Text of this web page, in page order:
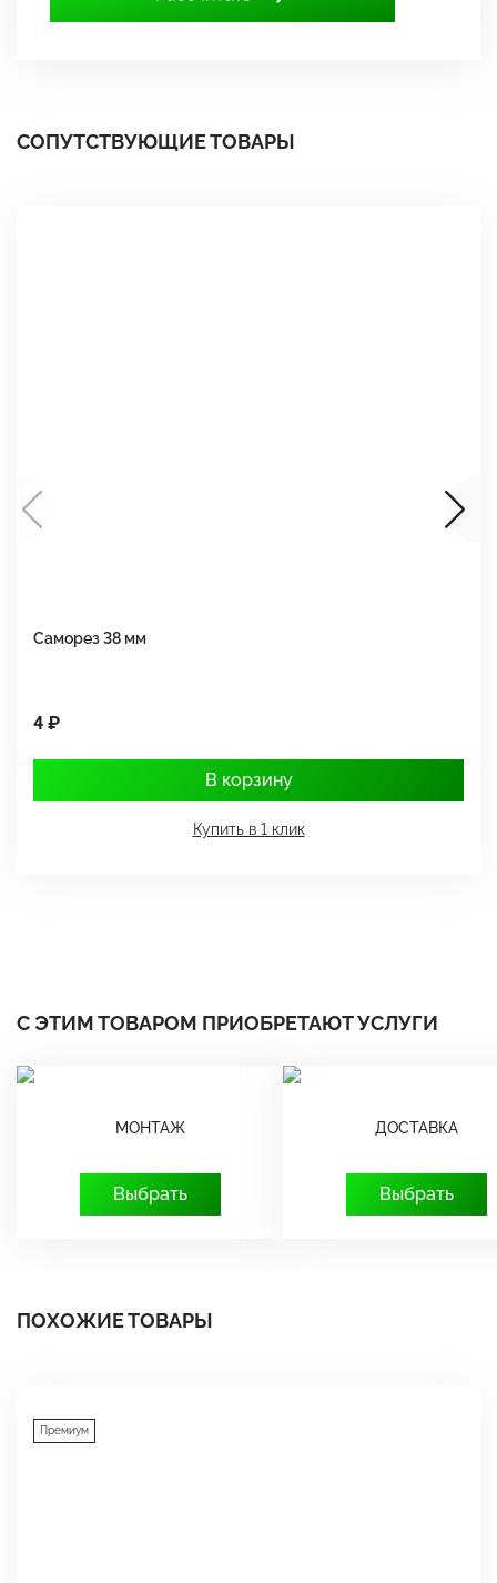
СОПУТСТВУЮЩИЕ ТОВАРЫ
Саморез 38 мм
4 ₽
В корзину
Купить в 1 клик
С ЭТИМ ТОВАРОМ ПРИОБРЕТАЮТ УСЛУГИ
МОНТАЖ
Выбрать
ДОСТАВКА
Выбрать
ПОХОЖИЕ ТОВАРЫ
Премиум